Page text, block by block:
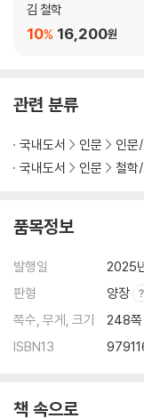
중첩된 합의가 정의를
환대의 순환고리를 만들
5장 이기려 하지 말고, 초
속도가 곧 실력은 아니다
대도시에는 창의력이 없
비관주의는 힘이 된다 -
자주 예술로 돌아가 휴식
행복과 불행을 똑같이 맞
이기려 하지 않기 - 『숫타
성공과 실패에 초연하라
네 욕망을 포기하지 마라
김 철학
16,200원
10%
관련 분류
국내도서 인문 인문
국내도서
인문 철학
품목정보
발행일
2025
판형
양장
쪽수, 무게, 크기
248
ISBN13
책 속으로